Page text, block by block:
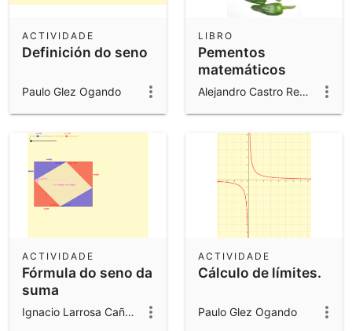
Definición do seno
ACTIVIDADE
Paulo Glez Ogando
Pementos
matemáticos
LIBRO
Alejandro Castro Redondo
Fórmula do seno da
suma
ACTIVIDADE
Ignacio Larrosa Cañestro
Cálculo de límites.
ACTIVIDADE
Paulo Glez Ogando